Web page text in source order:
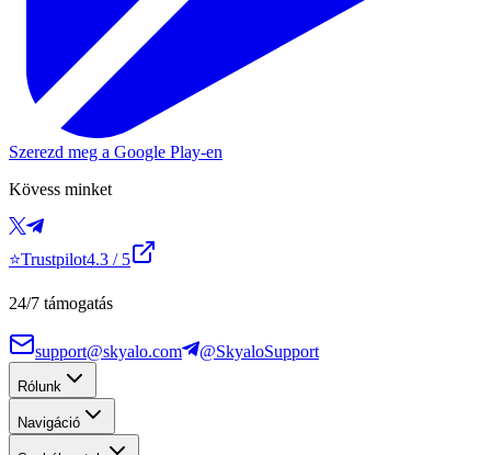
Szerezd meg a Google Play-en
Kövess minket
⭐Trustpilot4.3 / 5
24/7 támogatás
support@skyalo.com @SkyaloSupport
Rólunk
Navigáció